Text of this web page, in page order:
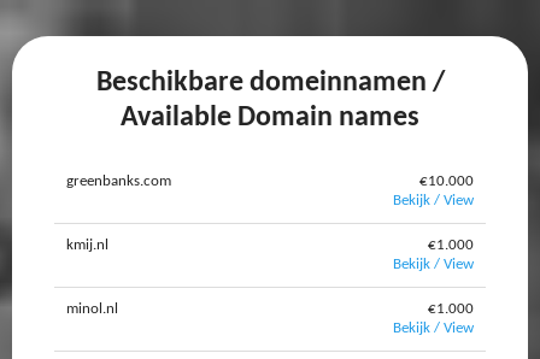
Beschikbare domeinnamen /
Available Domain names
greenbanks.com
€10.000
Bekijk / View
kmij.nl
€1.000
Bekijk / View
minol.nl
€1.000
Bekijk / View